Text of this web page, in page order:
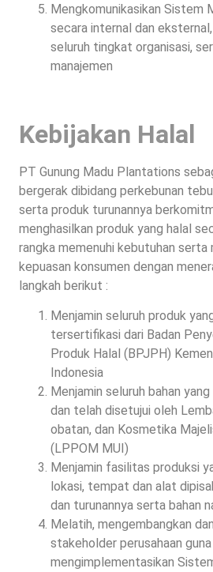
Mengkomunikasikan Sistem
secara internal dan
seluruh tingkat organisasi,
manajemen
Kebijakan Halal
PT Gunung Madu Plantations
bergerak dibidang perkebunan
serta produk turunannya
menghasilkan produk yang halal
rangka memenuhi kebutuhan serta
kepuasan konsumen dengan
langkah berikut :
Menjamin seluruh produk
tersertifikasi dari Badan
Produk Halal (BPJPH)
Indonesia
Menjamin seluruh bahan
dan telah disetujui oleh
obatan, dan Kosmetika
(LPPOM MUI)
Menjamin fasilitas produksi
lokasi, tempat dan alat
dan turunannya serta bahan
Melatih, mengembangkan
stakeholder perusahaan guna
mengimplementasikan